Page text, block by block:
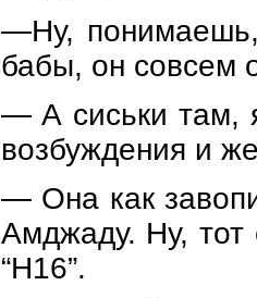
—Ну,
бабы, он совсем
— А сиськи там,
возбуждения и
— Она как
Амджаду. Ну, тот
“Н16”.